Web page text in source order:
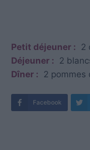
Petit déjeuner : 2
Déjeuner : 2
Dîner : 2 pommes
Facebook